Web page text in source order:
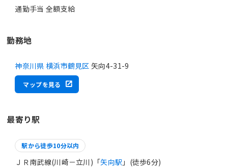
通勤手当 全額支給
勤務地
神奈川県 横浜市鶴見区 矢向4-31-9
マップを見る
最寄り駅
駅から徒歩10分以内
ＪＲ南武線(川崎－立川)「矢向駅 」(徒歩6分)